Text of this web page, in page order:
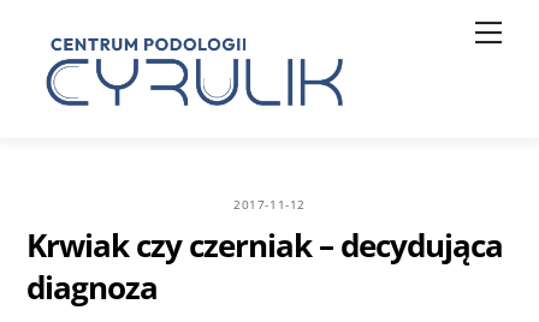
content
2017-11-12
Krwiak czy czerniak – decydująca
diagnoza